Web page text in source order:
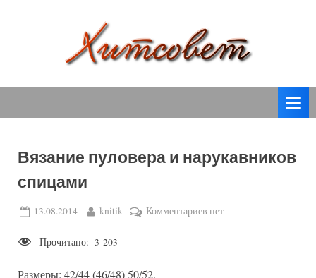
т
о
е
спицами,
крючком,
вязаные
модели
описанием
Вязание пуловера и нарукавников
спицами
Posted
13.08.2014 By
knitik Комментариевкнет
Прочитано: 3 203
Размеры: 42/44 (46/48) 50/52.